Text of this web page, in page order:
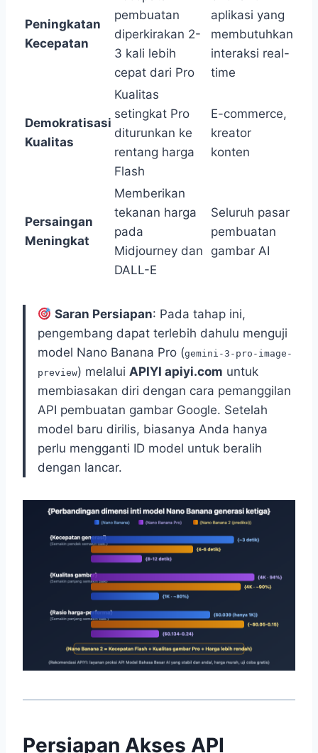
Peningkatan
Kecepatan
pembuatan
diperkirakan 2-
3 kali lebih
cepat dari Pro
aplikasi yang
membutuhkan
interaksi real-
time
Demokratisasi
Kualitas
Kualitas
setingkat Pro
diturunkan ke
rentang harga
Flash
E-commerce,
kreator
konten
Persaingan
Meningkat
Memberikan
tekanan harga
pada
Midjourney dan
DALL-E
Seluruh pasar
pembuatan
gambar AI
Saran Persiapan: Pada tahap ini,
pengembang dapat terlebih dahulu menguji
model Nano Banana Pro (gemini-3-pro-image-
preview) melalui APIYI apiyi.com untuk
membiasakan diri dengan cara pemanggilan
API pembuatan gambar Google. Setelah
model baru dirilis, biasanya Anda hanya
perlu mengganti ID model untuk beralih
dengan lancar.
Persiapan Akses API